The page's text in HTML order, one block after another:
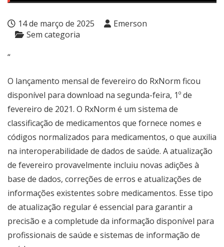
14 de março de 2025
Emerson
Sem categoria
“
O lançamento mensal de fevereiro do RxNorm ficou
disponível para download na segunda-feira, 1º de
fevereiro de 2021. O RxNorm é um sistema de
classificação de medicamentos que fornece nomes e
códigos normalizados para medicamentos, o que auxilia
na interoperabilidade de dados de saúde. A atualização
de fevereiro provavelmente incluiu novas adições à
base de dados, correções de erros e atualizações de
informações existentes sobre medicamentos. Esse tipo
de atualização regular é essencial para garantir a
precisão e a completude da informação disponível para
profissionais de saúde e sistemas de informação de